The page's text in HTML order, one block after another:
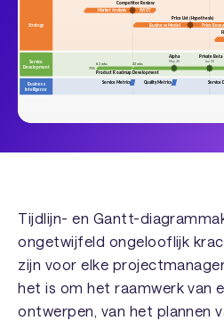
Tijdlijn- en Gantt-
ongetwijfeld ongelooflijk
zijn voor elke
het is om het raamwerk van
ontwerpen, van het plannen